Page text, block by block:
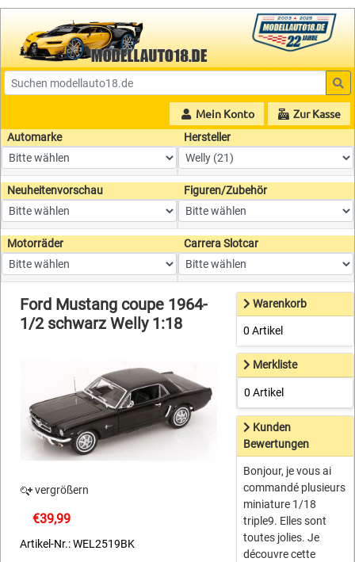
Mein Konto Zur Kasse
Automarke Hersteller
Neuheitenvorschau Figuren/Zubehör
Motorräder Carrera Slotcar
Ford Mustang coupe 1964-
1/2 schwarz Welly 1:18
vergrößern
€39,99
Artikel-Nr.: WEL2519BK
Warenkorb
0 Artikel
Merkliste
0 Artikel
Kunden
Bewertungen
Bonjour, je vous ai
commandé plusieurs
miniature 1/18
triple9. Elles sont
toutes jolies. Je
découvre cette